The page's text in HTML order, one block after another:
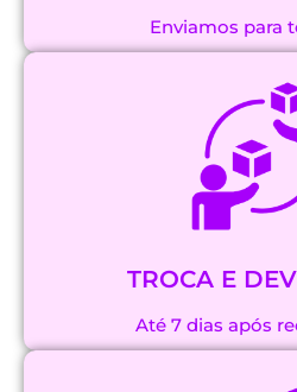
Enviamos para
TROCA E
Até 7 dias após